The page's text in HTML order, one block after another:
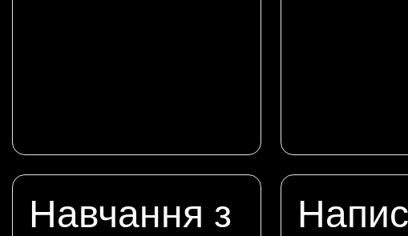
Навчання з